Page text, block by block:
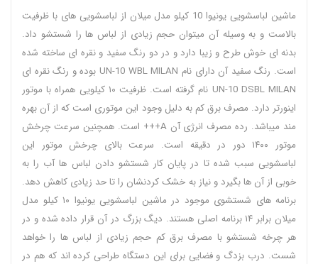
ماشین لباسشویی یونیوا 10 کیلو مدل میلان از لباسشویی های با ظرفیت
بالاست و به وسیله آن میتوان حجم زیادی از لباس ها را شستشو داد.
بدنه ای خوش طرح و زیبا دارد و در دو رنگ سفید و نقره ای ساخته شده
است. رنگ سفید آن دارای نام UN-10 WBL MILAN بوده و رنگ نقره ای
UN-10 DSBL MILAN نام گرفته است. ظرفیت ۱۰ کیلویی همراه با موتور
اینورتر دارد. مصرف برق کم به دلیل وجود این موتوری است که از آن بهره
مند میباشد. رده مصرف انرژی آن A+++ است. همچنین سرعت چرخش
موتور ۱۴۰۰ دور در دقیقه است. سرعت بالای چرخش موتور این
لباسشویی سبب شده تا در پایان کار شستشو دادن لباس ها آب را به
خوبی از آن ها بگیرد و نیاز به خشک کردنشان را تا حد زیادی کاهش دهد.
برنامه های شستشوی موجود در ماشین لباسشویی یونیوا ۱۰ کیلو مدل
میلان برابر ۱۴ برنامه اصلی هستند. دیگ بزرگ در آن قرار داده شده و در
هر چرخه شستشو با مصرف برق کم حجم زیادی از لباس ها را خواهد
شست. درب بزدگ و فضایی برای این دستگاه طراحی کرده اند که هم در